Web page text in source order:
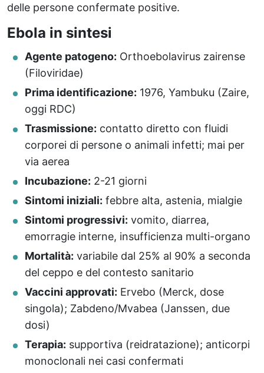
delle persone confermate positive.
Ebola in sintesi
Agente patogeno: Orthoebolavirus zairense
(Filoviridae)
Prima identificazione: 1976, Yambuku (Zaire,
oggi RDC)
Trasmissione: contatto diretto con fluidi
corporei di persone o animali infetti; mai per
via aerea
Incubazione: 2-21 giorni
Sintomi iniziali: febbre alta, astenia, mialgie
Sintomi progressivi: vomito, diarrea,
emorragie interne, insufficienza multi-organo
Mortalità: variabile dal 25% al 90% a seconda
del ceppo e del contesto sanitario
Vaccini approvati: Ervebo (Merck, dose
singola); Zabdeno/Mvabea (Janssen, due
dosi)
Terapia: supportiva (reidratazione); anticorpi
monoclonali nei casi confermati